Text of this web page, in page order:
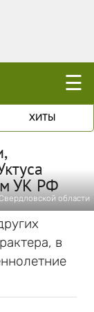
☰
ХИТЫ
УК РФ
области
в